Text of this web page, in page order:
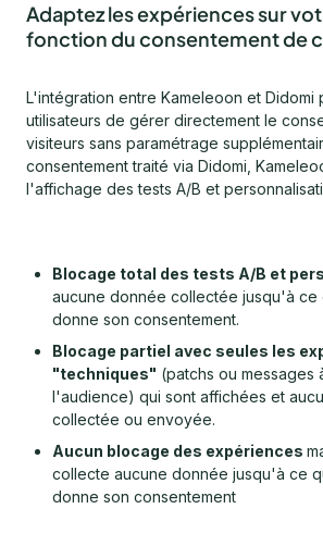
Adaptez les expériences sur
fonction du consentement de
L'intégration entre Kameleoon et Didomi
utilisateurs de gérer directement le
visiteurs sans paramétrage
consentement traité via Didomi,
l'affichage des tests A/B et
Blocage total des tests A/B et
aucune donnée collectée jusqu'à ce
donne son consentement.
Blocage partiel avec seules les
"techniques" (patchs ou messages
l'audience) qui sont affichées et
collectée ou envoyée.
Aucun blocage des expériences
collecte aucune donnée jusqu'à ce
donne son consentement